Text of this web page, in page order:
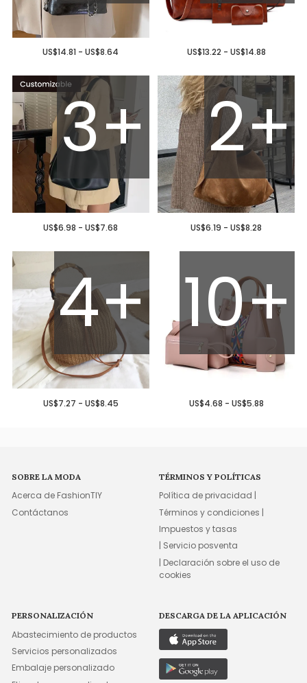
US$14.81 - US$8.64 US$13.22 - US$14.88
3+
US$6.98 - US$7.68
2+
US$6.19 - US$8.28
4+
US$7.27 - US$8.45
10+
US$4.68 - US$5.88
SOBRE LA MODA
Acerca de FashionTIY
Contáctanos
TÉRMINOS Y POLÍTICAS
Política de privacidad |
Términos y condiciones |
Impuestos y tasas
| Servicio posventa
| Declaración sobre el uso de
cookies
PERSONALIZACIÓN
Abastecimiento de productos
Servicios personalizados
Embalaje personalizado
DESCARGA DE LA APLICACIÓN